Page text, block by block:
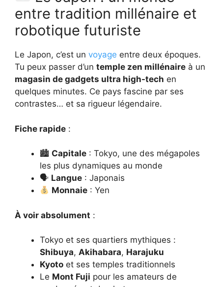
entre tradition millénaire et
robotique futuriste
Le Japon, c’est un voyage entre deux époques.
Tu peux passer d’un temple zen millénaire à un
magasin de gadgets ultra high-tech en
quelques minutes. Ce pays fascine par ses
contrastes… et sa rigueur légendaire.
Fiche rapide :
🏙 Capitale : Tokyo, une des mégapoles
les plus dynamiques au monde
🗣 Langue : Japonais
Monnaie : Yen
À voir absolument :
Tokyo et ses quartiers mythiques :
Shibuya, Akihabara, Harajuku
Kyoto et ses temples traditionnels
Le Mont Fuji pour les amateurs de